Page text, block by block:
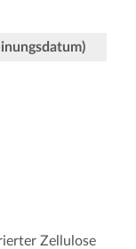
Zellulose